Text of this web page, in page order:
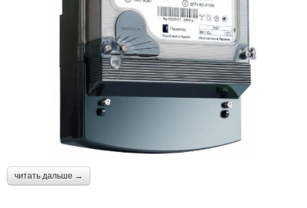
читать дальше →